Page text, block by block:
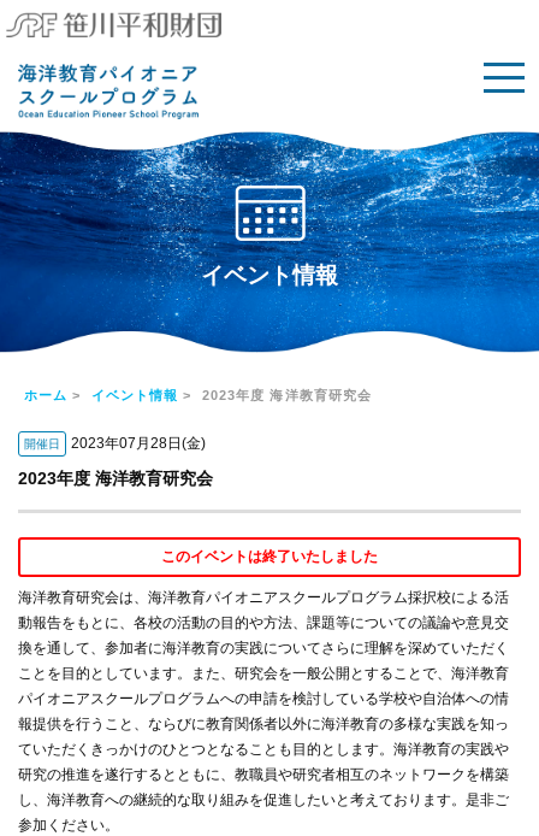
イベント情報
ホーム > イベント情報 > 2023年度 海洋教育研究会
開催日 2023年07月28日(金)
2023年度 海洋教育研究会
このイベントは終了いたしました
海洋教育研究会は、海洋教育パイオニアスクールプログラム採択校による活
動報告をもとに、各校の活動の目的や方法、課題等についての議論や意見交
換を通して、参加者に海洋教育の実践についてさらに理解を深めていただく
ことを目的としています。また、研究会を一般公開とすることで、海洋教育
パイオニアスクールプログラムへの申請を検討している学校や自治体への情
報提供を行うこと、ならびに教育関係者以外に海洋教育の多様な実践を知っ
ていただくきっかけのひとつとなることも目的とします。海洋教育の実践や
研究の推進を遂行するとともに、教職員や研究者相互のネットワークを構築
し、海洋教育への継続的な取り組みを促進したいと考えております。是非ご
参加ください。